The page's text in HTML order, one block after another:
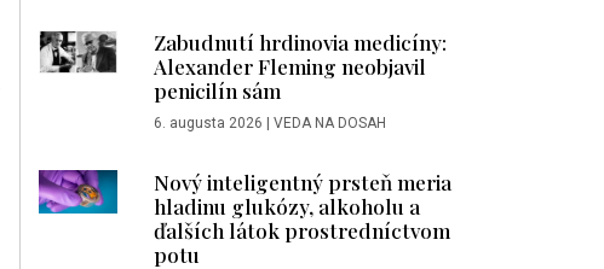
Zabudnutí hrdinovia medicíny:
Alexander Fleming neobjavil
penicilín sám
6. augusta 2026 | VEDA NA DOSAH
Nový inteligentný prsteň meria
hladinu glukózy, alkoholu a
ďalších látok prostredníctvom
potu